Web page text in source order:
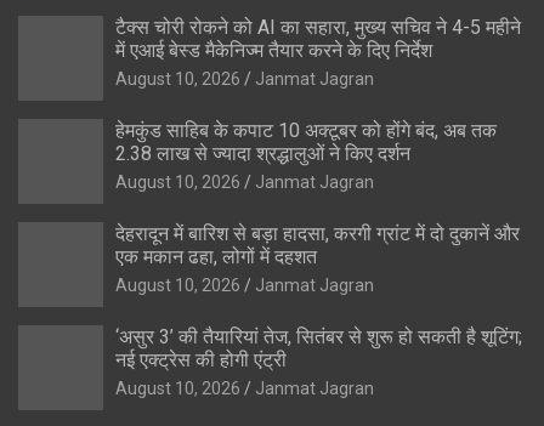
टैक्स चोरी रोकने को AI का सहारा, मुख्य सचिव ने 4-5 महीने
में एआई बेस्ड मैकेनिज्म तैयार करने के दिए निर्देश
August 10, 2026 Janmat Jagran
हेमकुंड साहिब के कपाट 10 अक्टूबर को होंगे बंद, अब तक
2.38 लाख से ज्यादा श्रद्धालुओं ने किए दर्शन
August 10, 2026 Janmat Jagran
देहरादून में बारिश से बड़ा हादसा, करगी ग्रांट में दो दुकानें और
एक मकान ढहा, लोगों में दहशत
August 10, 2026 Janmat Jagran
‘असुर 3’ की तैयारियां तेज, सितंबर से शुरू हो सकती है शूटिंग;
नई एक्ट्रेस की होगी एंट्री
August 10, 2026 Janmat Jagran